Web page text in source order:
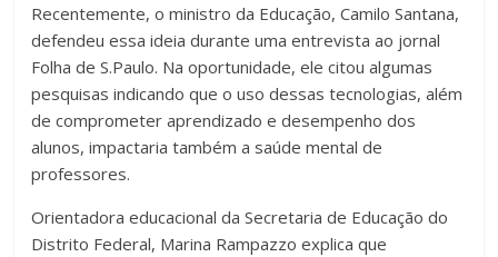
Recentemente, o ministro da Educação, Camilo Santana,
defendeu essa ideia durante uma entrevista ao jornal
Folha de S.Paulo. Na oportunidade, ele citou algumas
pesquisas indicando que o uso dessas tecnologias, além
de comprometer aprendizado e desempenho dos
alunos, impactaria também a saúde mental de
professores.
Orientadora educacional da Secretaria de Educação do
Distrito Federal, Marina Rampazzo explica que